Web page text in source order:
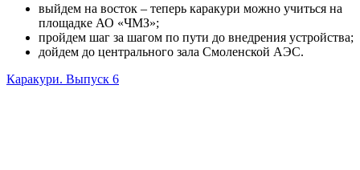
выйдем на восток – теперь каракури можно учиться на
площадке АО «ЧМЗ»;
пройдем шаг за шагом по пути до внедрения устройства;
дойдем до центрального зала Смоленской АЭС.
Каракури. Выпуск 6